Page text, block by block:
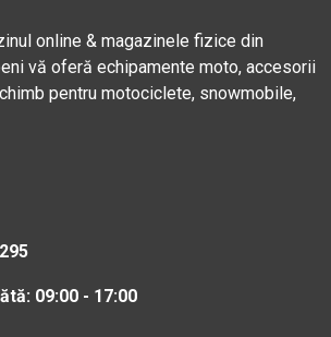
online & magazinele fizice din
vă oferă echipamente moto, accesorii
pentru motociclete, snowmobile,
09:00 - 17:00